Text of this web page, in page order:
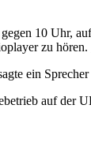
10 Uhr,
zu
ein
auf der